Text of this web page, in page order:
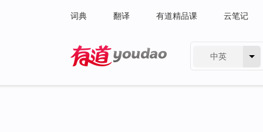
词典 翻译 有道精品课 云笔记
中英